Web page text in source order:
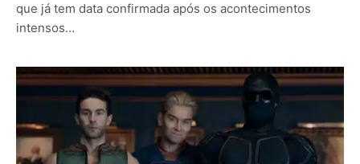
que já tem data confirmada após os acontecimentos
intensos…